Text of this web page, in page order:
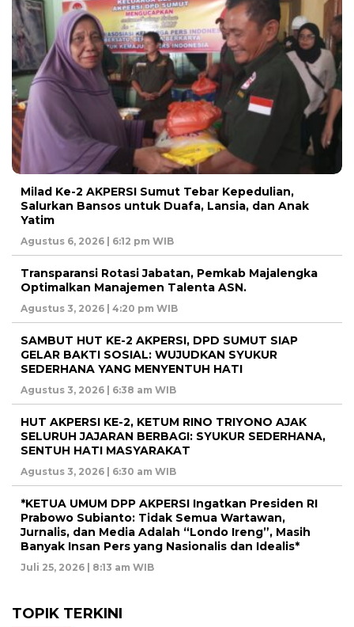
Milad Ke-2 AKPERSI Sumut Tebar Kepedulian,
Salurkan Bansos untuk Duafa, Lansia, dan Anak
Yatim
Agustus 6, 2026 | 6:12 pm WIB
Transparansi Rotasi Jabatan, Pemkab Majalengka
Optimalkan Manajemen Talenta ASN.
Agustus 3, 2026 | 4:20 pm WIB
SAMBUT HUT KE-2 AKPERSI, DPD SUMUT SIAP
GELAR BAKTI SOSIAL: WUJUDKAN SYUKUR
SEDERHANA YANG MENYENTUH HATI
Agustus 3, 2026 | 6:38 am WIB
HUT AKPERSI KE-2, KETUM RINO TRIYONO AJAK
SELURUH JAJARAN BERBAGI: SYUKUR SEDERHANA,
SENTUH HATI MASYARAKAT
Agustus 3, 2026 | 6:30 am WIB
*KETUA UMUM DPP AKPERSI Ingatkan Presiden RI
Prabowo Subianto: Tidak Semua Wartawan,
Jurnalis, dan Media Adalah “Londo Ireng”, Masih
Banyak Insan Pers yang Nasionalis dan Idealis*
Juli 25, 2026 | 8:13 am WIB
TOPIK TERKINI